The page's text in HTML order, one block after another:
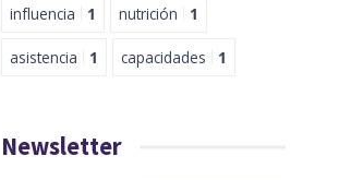
influencia 1 nutrición 1
asistencia 1 capacidades 1
Newsletter